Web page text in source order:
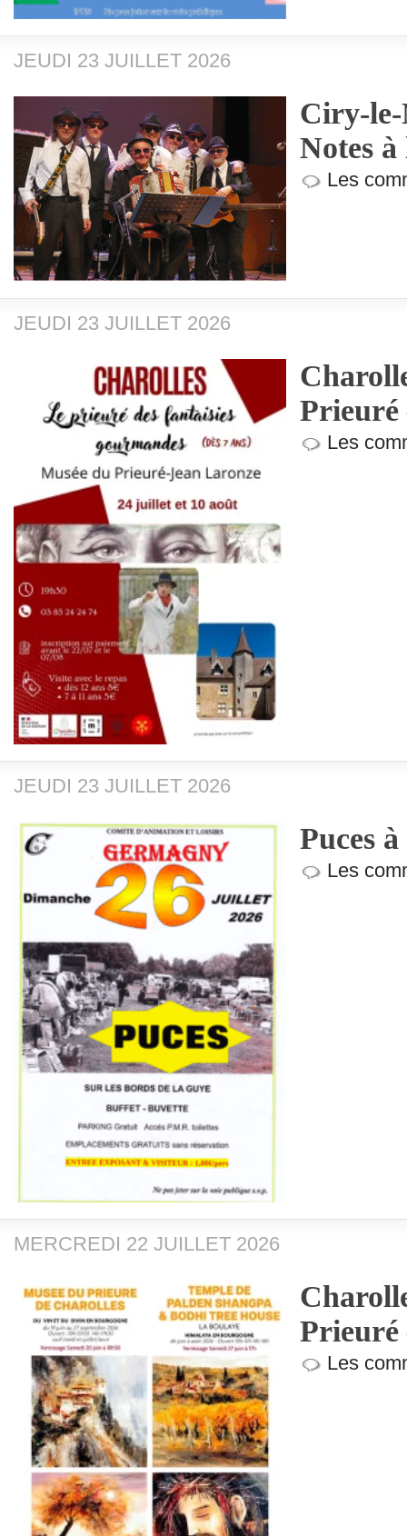
JEUDI 23 JUILLET 2026
Ciry-le-
Notes
Les
JEUDI 23 JUILLET 2026
Prieuré
Les
JEUDI 23 JUILLET 2026
Puces
Les
MERCREDI 22 JUILLET 2026
Prieuré
Les